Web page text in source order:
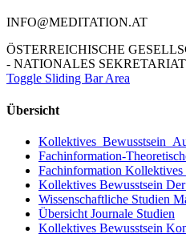
INFO@MEDITATION.AT
ÖSTERREICHISCHE
- NATIONALES SEKRETARIAT
Toggle Sliding Bar Area
Übersicht
Fachinformation-
Fachinformation
Kollektives Bewusstsein
Wissenschaftliche Studien
Übersicht Journale Studien
Kollektives Bewusstsein